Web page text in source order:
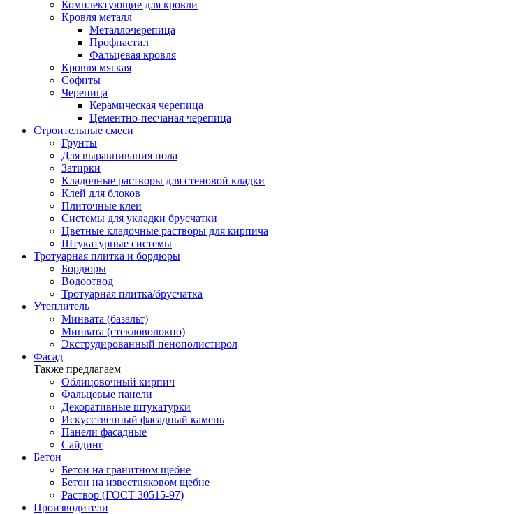
Комплектующие для кровли
Кровля металл
Металлочерепица
Профнастил
Фальцевая кровля
Кровля мягкая
Софиты
Черепица
Керамическая черепица
Цементно-песчаная черепица
Строительные смеси
Грунты
Для выравнивания пола
Затирки
Кладочные растворы для стеновой кладки
Клей для блоков
Плиточные клеи
Системы для укладки брусчатки
Цветные кладочные растворы для кирпича
Штукатурные системы
Тротуарная плитка и бордюры
Бордюры
Водоотвод
Тротуарная плитка/брусчатка
Утеплитель
Минвата (базальт)
Минвата (стекловолокно)
Экструдированный пенополистирол
Фасад
Также предлагаем
Облицовочный кирпич
Фальцевые панели
Декоративные штукатурки
Искусственный фасадный камень
Панели фасадные
Сайдинг
Бетон
Бетон на гранитном щебне
Бетон на известняковом щебне
Раствор (ГОСТ 30515-97)
Производители